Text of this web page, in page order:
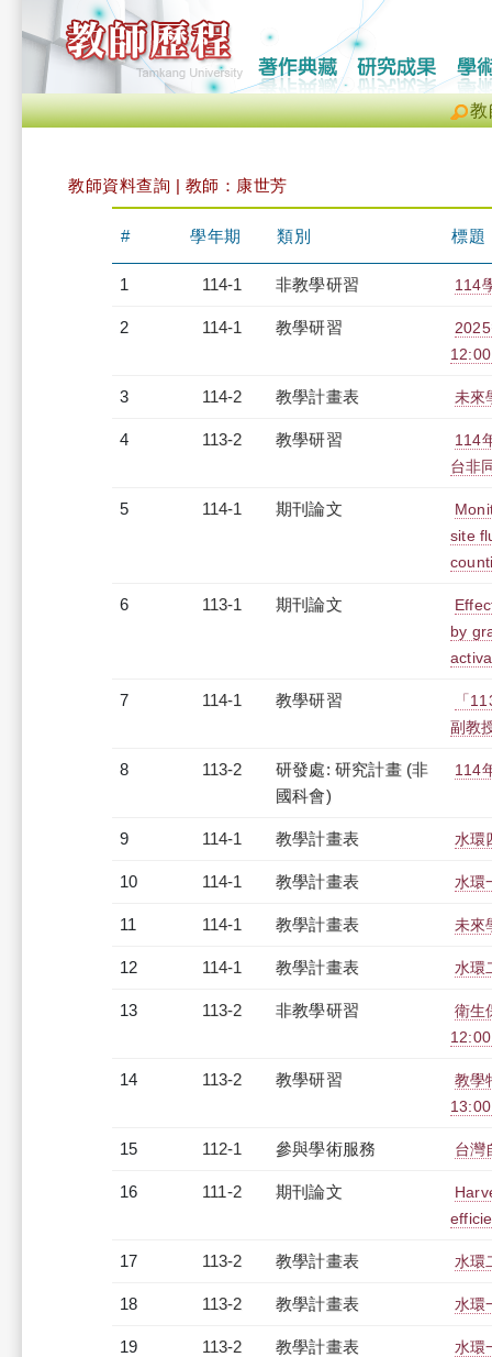
教
教師資料查詢 | 教師：康世芳
# 學年期 類別 標題
1 114-1 非教學研習 114
2 114-1 教學研習
3 114-2 教學計畫表 未來
4 113-2 教學研習
114
台非
5 114-1 期刊論文
site
6 113-1 期刊論文
by
7 114-1 教學研習
「
副教
8 113-2
研發處: 研究計畫 (非
國科會)
114
9 114-1 教學計畫表 水環
10 114-1 教學計畫表 水環
11 114-1 教學計畫表 未來
12 114-1 教學計畫表 水環
13 113-2 非教學研習
衛生
14 113-2 教學研習
教學
15 112-1 參與學術服務 台灣
16 111-2 期刊論文
17 113-2 教學計畫表 水環
18 113-2 教學計畫表 水環
19 113-2 教學計畫表 水環